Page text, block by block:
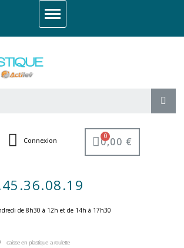
Connexion 0,00 €
de 8h30 à 12h et de 14h à 17h30
caisse en plastique a roulette